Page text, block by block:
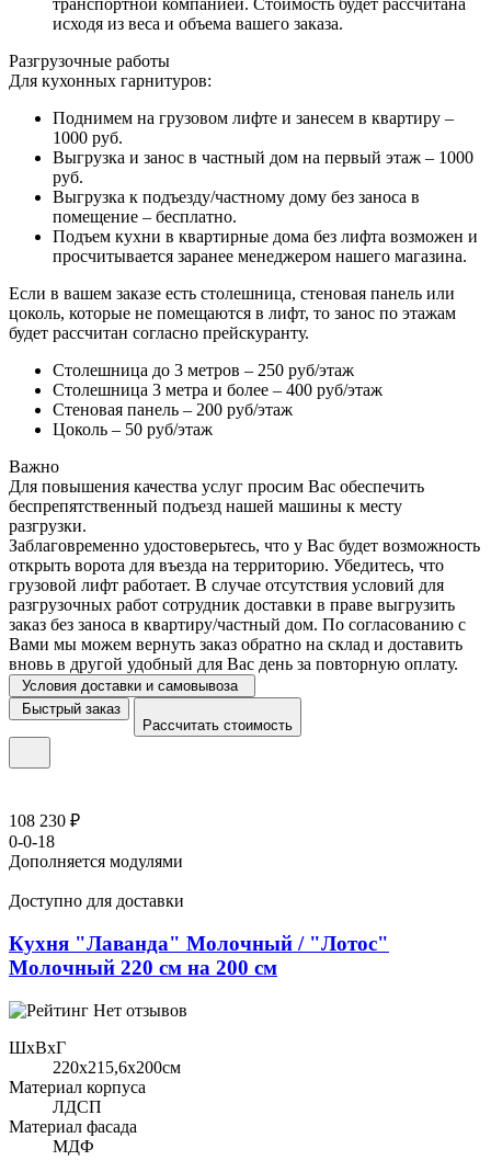
транспортной компанией. Стоимость будет рассчитана
исходя из веса и объема вашего заказа.
Разгрузочные работы
Для кухонных гарнитуров:
Поднимем на грузовом лифте и занесем в квартиру –
1000 руб.
Выгрузка и занос в частный дом на первый этаж – 1000
руб.
Выгрузка к подъезду/частному дому без заноса в
помещение – бесплатно.
Подъем кухни в квартирные дома без лифта возможен и
просчитывается заранее менеджером нашего магазина.
Если в вашем заказе есть столешница, стеновая панель или
цоколь, которые не помещаются в лифт, то занос по этажам
будет рассчитан согласно прейскуранту.
Столешница до 3 метров – 250 руб/этаж
Столешница 3 метра и более – 400 руб/этаж
Стеновая панель – 200 руб/этаж
Цоколь – 50 руб/этаж
Важно
Для повышения качества услуг просим Вас обеспечить
беспрепятственный подъезд нашей машины к месту
разгрузки.
Заблаговременно удостоверьтесь, что у Вас будет возможность
открыть ворота для въезда на территорию. Убедитесь, что
грузовой лифт работает. В случае отсутствия условий для
разгрузочных работ сотрудник доставки в праве выгрузить
заказ без заноса в квартиру/частный дом. По согласованию с
Вами мы можем вернуть заказ обратно на склад и доставить
вновь в другой удобный для Вас день за повторную оплату.
Условия доставки и самовывоза
Быстрый заказ
Рассчитать стоимость
108 230 ₽
0-0-18
Дополняется модулями
Доступно для доставки
Кухня "Лаванда" Молочный / "Лотос"
Молочный 220 см на 200 см
Нет отзывов
ШхВхГ
220x215,6х200см
Материал корпуса
ЛДСП
Материал фасада
МДФ